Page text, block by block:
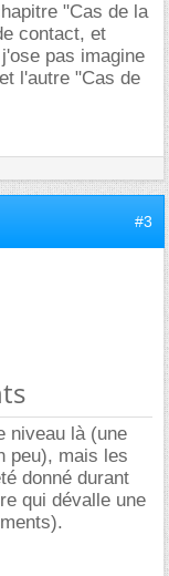
"Cas de la
contact, et
pas imagine
l'autre "Cas de
#3
niveau là (une
peu), mais les
donné durant
qui dévalle une